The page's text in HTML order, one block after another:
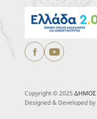
Copyright © 2025 ΔΗΜΟΣ
Designed & Developed by